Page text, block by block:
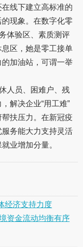
线下建立高标准的
现象。在数字化零
体验区、素质测评
区，她是零工接单
加油站，可谓一举
人员、困难户、残
解决企业“用工难”
扶压力。在新冠疫
务能大力支持灵活
业增加分量。
经济支持力度
资金流动均衡有序